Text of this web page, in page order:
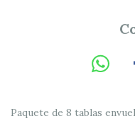
Paquete de 8 tablas